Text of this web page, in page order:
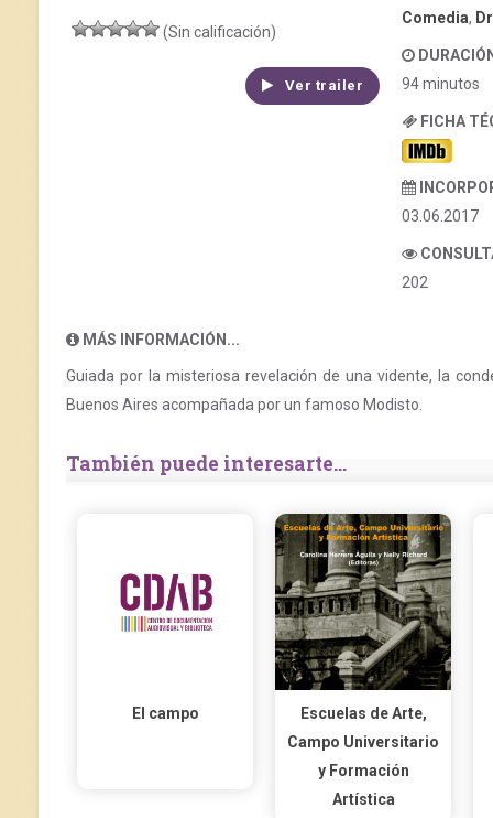
(Sin calificación)
Ver trailer
Comedia,
94 minutos
FICHA
03.06.2017
202
MÁS INFORMACIÓN...
Guiada por la misteriosa revelación de una vidente, la
Buenos Aires acompañada por un famoso Modisto.
También puede interesarte...
El campo
Escuelas de Arte,
Campo Universitario
y Formación
Artística